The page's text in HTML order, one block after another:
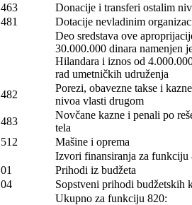
463
Donacije i transferi ostalim
481
Dotacije nevladinim
Deo sredstava ove
30.000.000 dinara namenjen
Hilandara i iznos od
rad umetničkih udruženja
482
Porezi, obavezne takse i
nivoa vlasti drugom
483
Novčane kazne i penali po
tela
512
Mašine i oprema
Izvori finansiranja za funkciju
01
Prihodi iz budžeta
04
Sopstveni prihodi budžetskih
Ukupno za funkciju 820: